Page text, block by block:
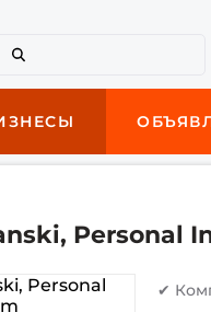
Personal
✔